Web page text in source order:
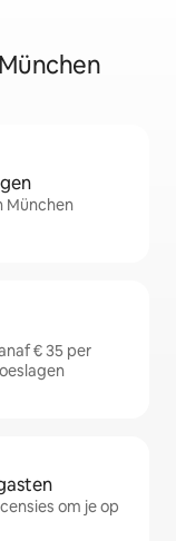
München
€ 35 per
om je op